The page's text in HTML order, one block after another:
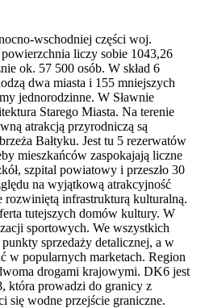
wschodniej części woj.
liczy sobie 1043,26
ok. 57 500 osób. W skład 6
dwa miasta i 155 mniejszych
jednorodzinne. W Sławnie
Starego Miasta. Na terenie
atrakcją przyrodniczą są
Bałtyku. Jest tu 5 rezerwatów
mieszkańców zaspokajają liczne
szpital powiatowy i przeszło 30
na wyjątkową atrakcyjność
rozwiniętą infrastrukturą kulturalną.
tutejszych domów kultury. W
sportowych. We wszystkich
sprzedaży detalicznej, a w
w popularnych marketach. Region
drogami krajowymi. DK6 jest
która prowadzi do granicy z
się wodne przejście graniczne.